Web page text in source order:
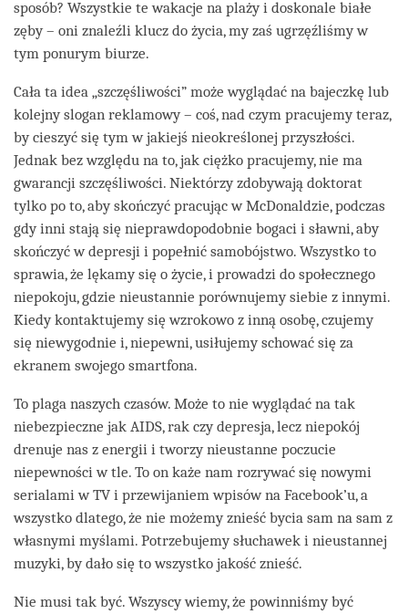
sposób? Wszystkie te wakacje na plaży i doskonale białe
zęby – oni znaleźli klucz do życia, my zaś ugrzęźliśmy w
tym ponurym biurze.
Cała ta idea „szczęśliwości” może wyglądać na bajeczkę lub
kolejny slogan reklamowy – coś, nad czym pracujemy teraz,
by cieszyć się tym w jakiejś nieokreślonej przyszłości.
Jednak bez względu na to, jak ciężko pracujemy, nie ma
gwarancji szczęśliwości. Niektórzy zdobywają doktorat
tylko po to, aby skończyć pracując w McDonaldzie, podczas
gdy inni stają się nieprawdopodobnie bogaci i sławni, aby
skończyć w depresji i popełnić samobójstwo. Wszystko to
sprawia, że lękamy się o życie, i prowadzi do społecznego
niepokoju, gdzie nieustannie porównujemy siebie z innymi.
Kiedy kontaktujemy się wzrokowo z inną osobę, czujemy
się niewygodnie i, niepewni, usiłujemy schować się za
ekranem swojego smartfona.
To plaga naszych czasów. Może to nie wyglądać na tak
niebezpieczne jak AIDS, rak czy depresja, lecz niepokój
drenuje nas z energii i tworzy nieustanne poczucie
niepewności w tle. To on każe nam rozrywać się nowymi
serialami w TV i przewijaniem wpisów na Facebook’u, a
wszystko dlatego, że nie możemy znieść bycia sam na sam z
własnymi myślami. Potrzebujemy słuchawek i nieustannej
muzyki, by dało się to wszystko jakość znieść.
Nie musi tak być. Wszyscy wiemy, że powinniśmy być